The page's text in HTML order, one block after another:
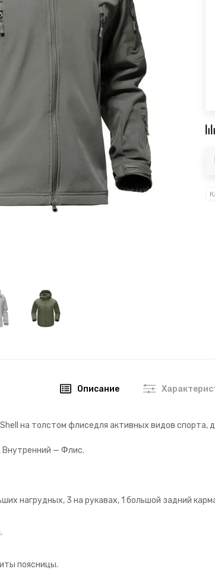
Описание
на толстом флиседля активных видов
Внутренний — Флис.
нагрудных, 3 на рукавах, 1 большой задний
поясницы.